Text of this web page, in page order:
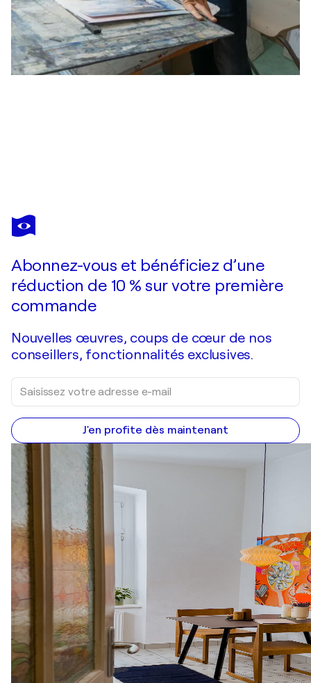
YURIY KRAFT
Rom V
Abonnez-vous et bénéficiez d’une
réduction de 10 % sur votre première
commande
Nouvelles œuvres, coups de cœur de nos
conseillers, fonctionnalités exclusives.
J'en profite dès maintenant